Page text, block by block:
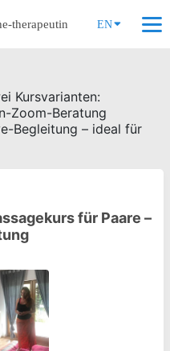
therapeutin EN
Kursvarianten:
Zoom-Beratung
Begleitung – ideal für
für Paare –